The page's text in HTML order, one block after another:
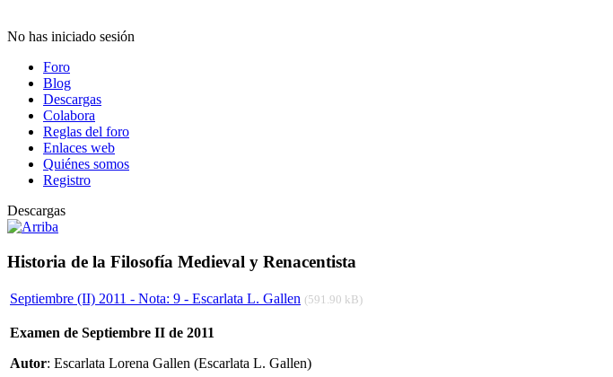
No has iniciado sesión
Foro
Blog
Descargas
Colabora
Reglas del foro
Enlaces web
Quiénes somos
Registro
Descargas
Historia de la Filosofía Medieval y Renacentista
Septiembre (II) 2011 - Nota: 9 - Escarlata L. Gallen (591.90 kB)
Examen de Septiembre II de 2011
Autor: Escarlata Lorena Gallen (Escarlata L. Gallen)